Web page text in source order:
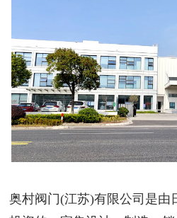
奥村阀门(江苏)有限公司是由